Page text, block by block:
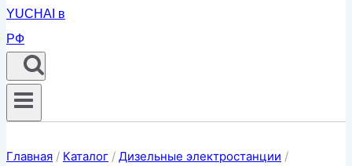
Главная / Каталог / Дизельные электростанции /